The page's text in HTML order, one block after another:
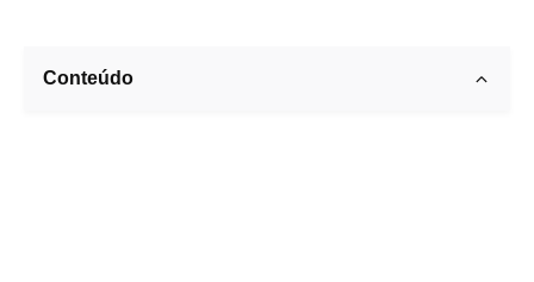
Conteúdo